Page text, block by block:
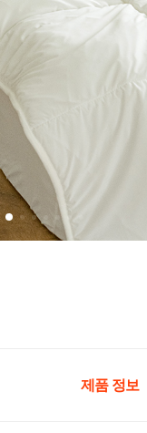
제품 정보